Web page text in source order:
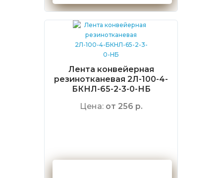
Лента конвейерная
резинотканевая 2Л-100-4-
БКНЛ-65-2-3-0-НБ
Цена: от 256 р.